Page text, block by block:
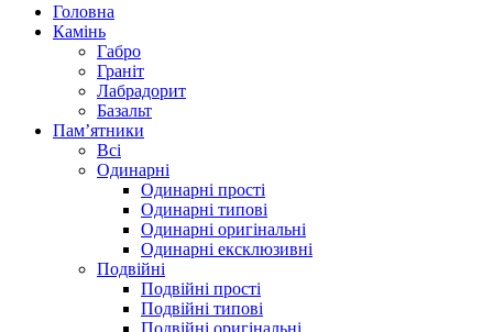
Головна
Камiнь
Габро
Гранiт
Лабрадорит
Базальт
Пам’ятники
Всі
Одинарнi
Одинарні прості
Одинарні типові
Одинарні оригінальні
Одинарні ексклюзивні
Подвiйнi
Подвійні прості
Подвійні типові
Подвійні оригінальні